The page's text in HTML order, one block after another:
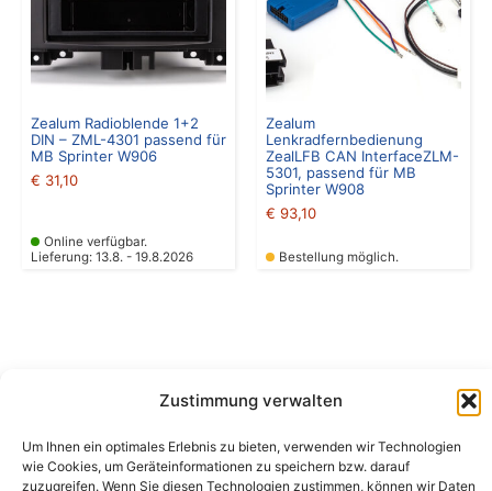
Zustimmung verwalten
Um Ihnen ein optimales Erlebnis zu bieten, verwenden wir Technologien
wie Cookies, um Geräteinformationen zu speichern bzw. darauf
zuzugreifen. Wenn Sie diesen Technologien zustimmen, können wir Daten
Zealum Radioblende 1+2
DIN – ZML-4301 passend für
MB Sprinter W906
€ 31,10
Online verfügbar.
Lieferung: 13.8. - 19.8.2026
Zealum
Lenkradfernbedienung
ZealLFB CAN InterfaceZLM-
5301, passend für MB
Sprinter W908
€ 93,10
Bestellung möglich.
Camping Bergler GmbH
Peter-Leardi-Weg 4, 8054 Graz